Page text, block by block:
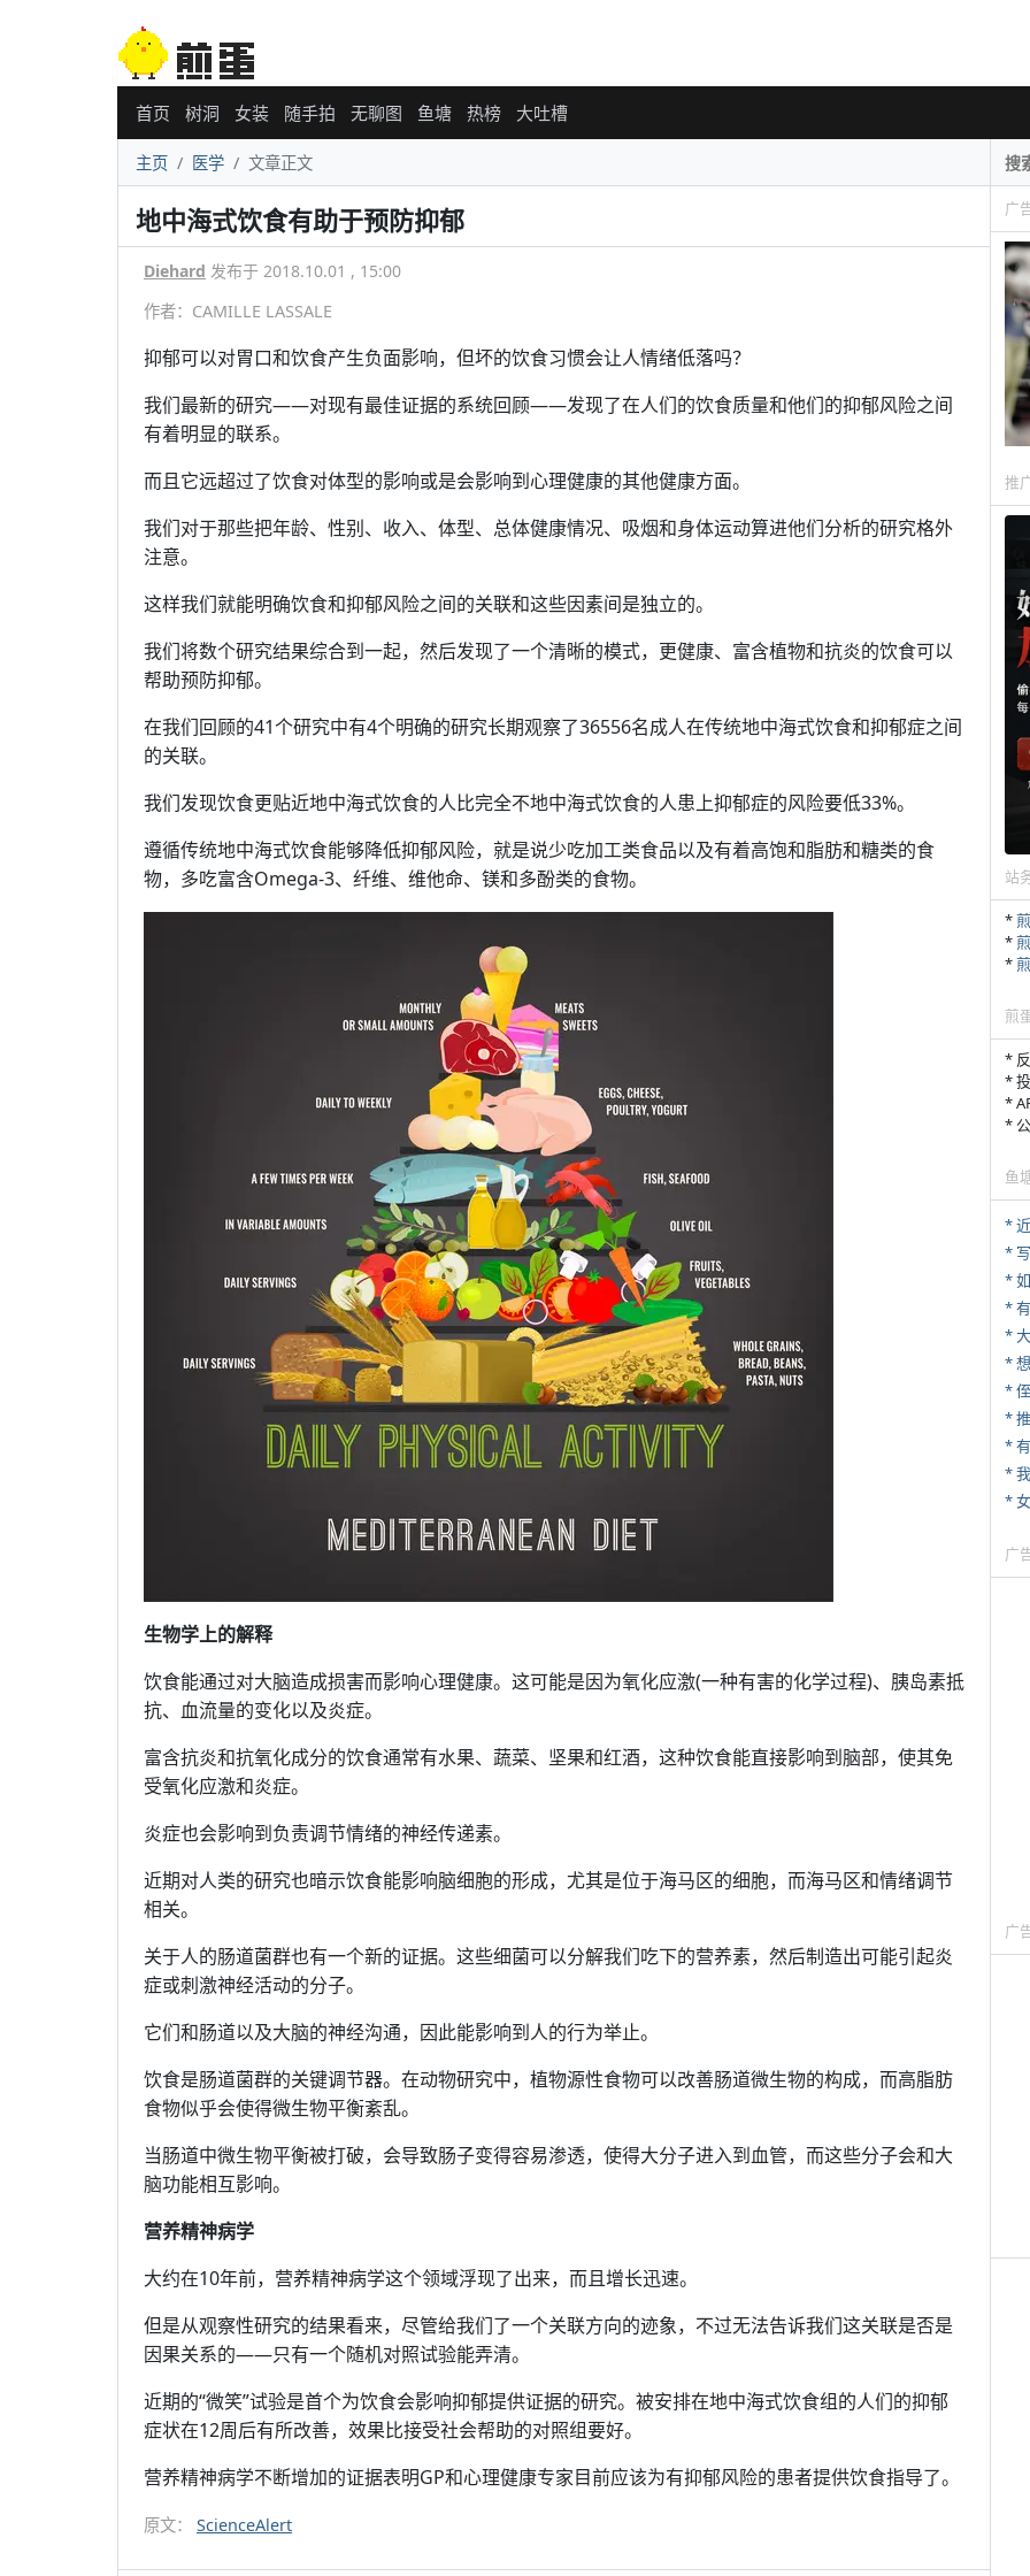
首页 树洞 女装 随手拍 无聊图 鱼塘 热榜 大吐槽
主页 医学 文章正文
地中海式饮食有助于预防抑郁
Diehard 发布于 2018.10.01 , 15:00
作者：CAMILLE LASSALE
抑郁可以对胃口和饮食产生负面影响，但坏的饮食习惯会让人情绪低落吗？
我们最新的研究——对现有最佳证据的系统回顾——发现了在人们的饮食质量和他们的抑郁风险之间
有着明显的联系。
而且它远超过了饮食对体型的影响或是会影响到心理健康的其他健康方面。
我们对于那些把年龄、性别、收入、体型、总体健康情况、吸烟和身体运动算进他们分析的研究格外
注意。
这样我们就能明确饮食和抑郁风险之间的关联和这些因素间是独立的。
我们将数个研究结果综合到一起，然后发现了一个清晰的模式，更健康、富含植物和抗炎的饮食可以
帮助预防抑郁。
在我们回顾的41个研究中有4个明确的研究长期观察了36556名成人在传统地中海式饮食和抑郁症之间
的关联。
我们发现饮食更贴近地中海式饮食的人比完全不地中海式饮食的人患上抑郁症的风险要低33%。
遵循传统地中海式饮食能够降低抑郁风险，就是说少吃加工类食品以及有着高饱和脂肪和糖类的食
物，多吃富含Omega-3、纤维、维他命、镁和多酚类的食物。
生物学上的解释
饮食能通过对大脑造成损害而影响心理健康。这可能是因为氧化应激(一种有害的化学过程)、胰岛素抵
抗、血流量的变化以及炎症。
富含抗炎和抗氧化成分的饮食通常有水果、蔬菜、坚果和红酒，这种饮食能直接影响到脑部，使其免
受氧化应激和炎症。
炎症也会影响到负责调节情绪的神经传递素。
近期对人类的研究也暗示饮食能影响脑细胞的形成，尤其是位于海马区的细胞，而海马区和情绪调节
相关。
关于人的肠道菌群也有一个新的证据。这些细菌可以分解我们吃下的营养素，然后制造出可能引起炎
症或刺激神经活动的分子。
它们和肠道以及大脑的神经沟通，因此能影响到人的行为举止。
饮食是肠道菌群的关键调节器。在动物研究中，植物源性食物可以改善肠道微生物的构成，而高脂肪
食物似乎会使得微生物平衡紊乱。
当肠道中微生物平衡被打破，会导致肠子变得容易渗透，使得大分子进入到血管，而这些分子会和大
脑功能相互影响。
营养精神病学
大约在10年前，营养精神病学这个领域浮现了出来，而且增长迅速。
但是从观察性研究的结果看来，尽管给我们了一个关联方向的迹象，不过无法告诉我们这关联是否是
因果关系的——只有一个随机对照试验能弄清。
近期的“微笑”试验是首个为饮食会影响抑郁提供证据的研究。被安排在地中海式饮食组的人们的抑郁
症状在12周后有所改善，效果比接受社会帮助的对照组要好。
营养精神病学不断增加的证据表明GP和心理健康专家目前应该为有抑郁风险的患者提供饮食指导了。
原文： ScienceAlert
广
推
站
*
*
*
煎
*
*
*
*
鱼
*
*
*
*
*
*
*
*
*
广
广